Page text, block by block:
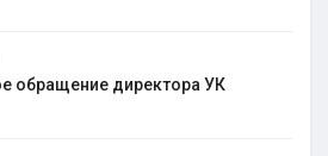
обращение директора УК